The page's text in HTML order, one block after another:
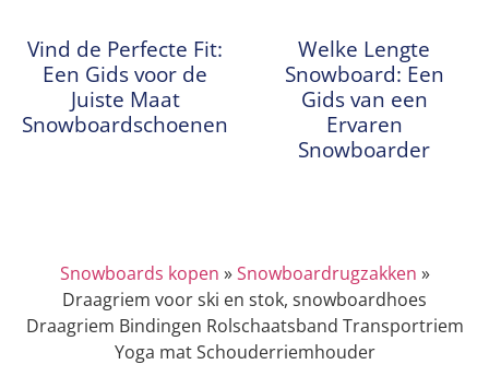
Vind de Perfecte Fit:
Een Gids voor de
Juiste Maat
Snowboardschoenen
Welke Lengte
Snowboard: Een
Gids van een
Ervaren
Snowboarder
Snowboards kopen »Snowboardrugzakken »
Draagriem voor ski en stok, snowboardhoes
Draagriem Bindingen Rolschaatsband Transportriem
Yoga mat Schouderriemhouder